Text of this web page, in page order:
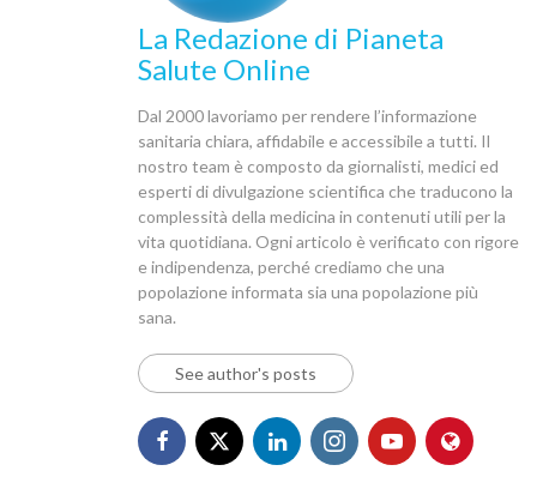
La Redazione di Pianeta
Salute Online
Dal 2000 lavoriamo per rendere l’informazione
sanitaria chiara, affidabile e accessibile a tutti. Il
nostro team è composto da giornalisti, medici ed
esperti di divulgazione scientifica che traducono la
complessità della medicina in contenuti utili per la
vita quotidiana. Ogni articolo è verificato con rigore
e indipendenza, perché crediamo che una
popolazione informata sia una popolazione più
sana.
See author's posts